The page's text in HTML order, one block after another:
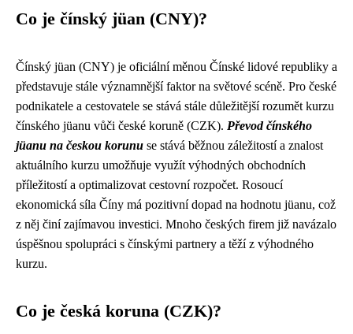
Co je čínský jüan (CNY)?
Čínský jüan (CNY) je oficiální měnou Čínské lidové republiky a
představuje stále významnější faktor na světové scéně. Pro české
podnikatele a cestovatele se stává stále důležitější rozumět kurzu
čínského jüanu vůči české koruně (CZK). Převod čínského
jüanu na českou korunu se stává běžnou záležitostí a znalost
aktuálního kurzu umožňuje využít výhodných obchodních
příležitostí a optimalizovat cestovní rozpočet. Rosoucí
ekonomická síla Číny má pozitivní dopad na hodnotu jüanu, což
z něj činí zajímavou investici. Mnoho českých firem již navázalo
úspěšnou spolupráci s čínskými partnery a těží z výhodného
kurzu.
Co je česká koruna (CZK)?